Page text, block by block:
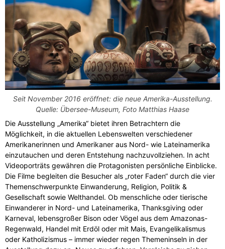
Seit November 2016 eröffnet: die neue Amerika-Ausstellung.
Quelle: Übersee-Museum, Foto Matthias Haase
Die Ausstellung „Amerika“ bietet ihren Betrachtern die
Möglichkeit, in die aktuellen Lebenswelten verschiedener
Amerikanerinnen und Amerikaner aus Nord- wie Lateinamerika
einzutauchen und deren Entstehung nachzuvollziehen. In acht
Videoporträts gewähren die Protagonisten persönliche Einblicke.
Die Filme begleiten die Besucher als „roter Faden“ durch die vier
Themenschwerpunkte Einwanderung, Religion, Politik &
Gesellschaft sowie Welthandel. Ob menschliche oder tierische
Einwanderer in Nord- und Lateinamerika, Thanksgiving oder
Karneval, lebensgroßer Bison oder Vögel aus dem Amazonas-
Regenwald, Handel mit Erdöl oder mit Mais, Evangelikalismus
oder Katholizismus – immer wieder regen Themeninseln in der